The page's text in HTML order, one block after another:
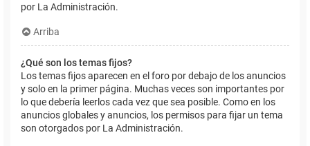
por La Administración.
Arriba
¿Qué son los temas fijos?
Los temas fijos aparecen en el foro por debajo de los anuncios
y solo en la primer página. Muchas veces son importantes por
lo que debería leerlos cada vez que sea posible. Como en los
anuncios globales y anuncios, los permisos para fijar un tema
son otorgados por La Administración.